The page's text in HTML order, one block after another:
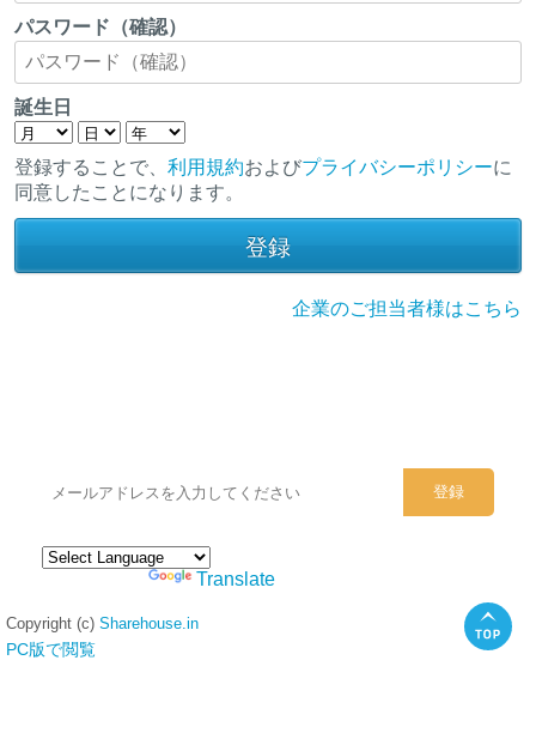
パスワード（確認）
誕生日
登録することで、 利用規約およびプライバシーポリシーに
同意したことになります。
企業のご担当者様はこちら
Translate
Copyright (c) Sharehouse.in
PC版で閲覧